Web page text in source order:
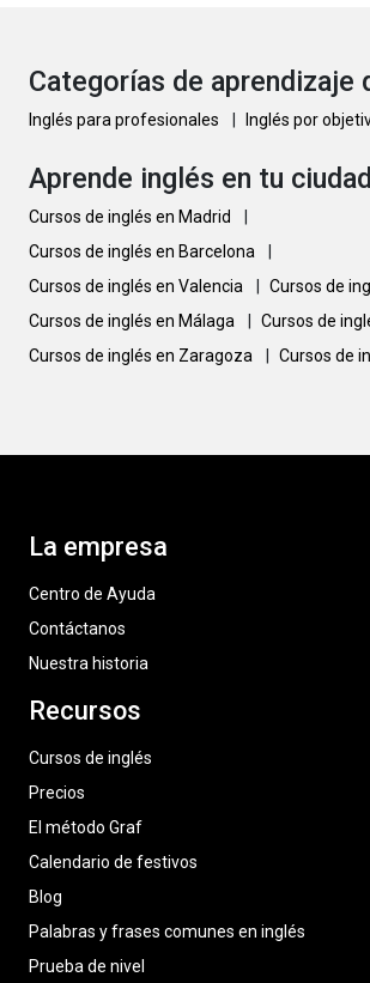
Categorías de aprendizaje
Inglés para profesionales Inglés por
Aprende inglés en tu ciudad
Cursos de inglés en Madrid
Cursos de inglés en Barcelona
Cursos de inglés en Valencia
Cursos de
Cursos de inglés en Málaga
Cursos de
Cursos de inglés en Zaragoza
Cursos de
La empresa
Centro de Ayuda
Contáctanos
Nuestra historia
Recursos
Cursos de inglés
Precios
El método Graf
Calendario de festivos
Blog
Palabras y frases comunes en inglés
Prueba de nivel